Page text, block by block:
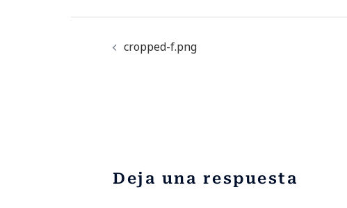
cropped-f.png
Deja una respuesta